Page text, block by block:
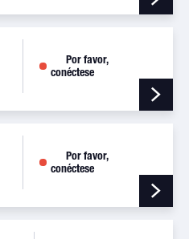
Por favor,
conéctese
Por favor,
conéctese